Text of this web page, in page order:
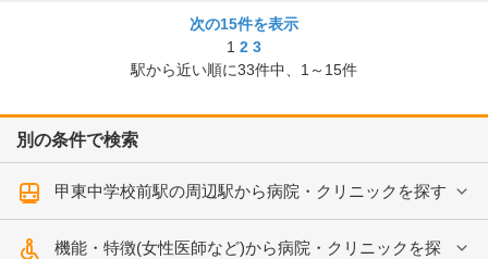
次の15件を表示
1 2 3
駅から近い順に33件中、 1～15件
別の条件で検索
甲東中学校前駅の周辺駅から病院・クリニックを探す
機能・特徴(女性医師など)から病院・クリニックを探